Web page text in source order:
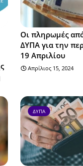
Οι πληρωμές
ΔΥΠΑ για την
19 Απριλίου
Απρίλιος 15, 2024
ΔΥΠΑ